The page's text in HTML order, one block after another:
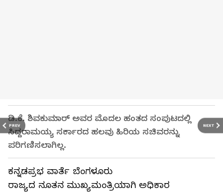
PREV NEXT
ಡಿ.ಕೆ. ಶಿವಕುಮಾರ್‌ ಅವರ ಮೊದಲ ಹಂತದ ಸಂಪುಟದಲ್ಲಿ
ಸಿದ್ದರಾಮಯ್ಯ ಸರ್ಕಾರದ ಹಲವು ಹಿರಿಯ ಸಚಿವರನ್ನು
ಪರಿಗಣಿಸಲಾಗಿಲ್ಲ.
ಕನ್ನಡಪ್ರಭ ವಾರ್ತೆ ಬೆಂಗಳೂರು
ರಾಜ್ಯದ ನೂತನ ಮುಖ್ಯಮಂತ್ರಿಯಾಗಿ ಅಧಿಕಾರ